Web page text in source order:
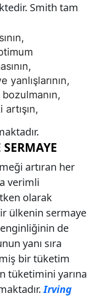
Smith tam
yanlışlarının,
artıran her
verimli
olarak
ülkenin sermaye
de
yanı sıra
bir tüketim
tüketimini yarına
Irving